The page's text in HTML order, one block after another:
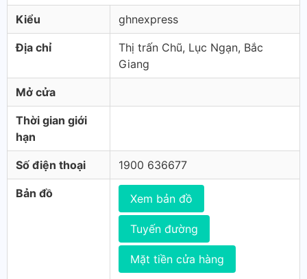
Kiểu ghnexpress
Địa chỉ
Thị trấn Chũ, Lục Ngạn, Bắc
Giang
Mở cửa
Thời gian giới
hạn
Số điện thoại 1900 636677
Bản đồ Xem bản đồ
Tuyến đường
Mặt tiền cửa hàng